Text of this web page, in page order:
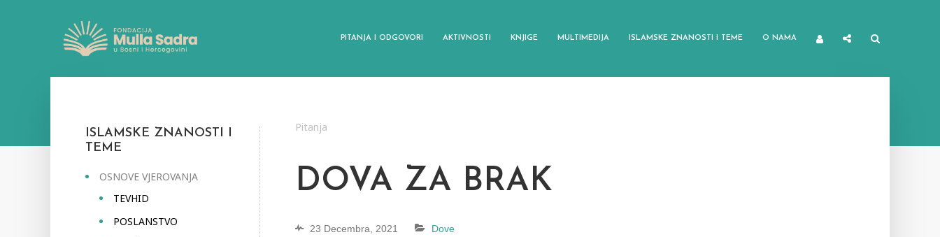
PITANJA I ODGOVORI AKTIVNOSTI KNJIGE MULTIMEDIJA ISLAMSKE ZNANOSTI I TEME O NAMA
ISLAMSKE ZNANOSTI I
TEME
OSNOVE VJEROVANJA
TEVHID
POSLANSTVO
Pitanja
DOVA ZA BRAK
23 Decembra, 2021 Dove